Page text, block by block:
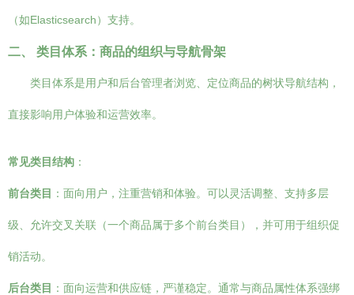
（如Elasticsearch）支持。
二、 类目体系：商品的组织与导航骨架
类目体系是用户和后台管理者浏览、定位商品的树状导航结构，
直接影响用户体验和运营效率。
常见类目结构 ：
前台类目 ：面向用户，注重营销和体验。可以灵活调整、支持多层
级、允许交叉关联（一个商品属于多个前台类目），并可用于组织促
销活动。
后台类目 ：面向运营和供应链，严谨稳定。通常与商品属性体系强绑